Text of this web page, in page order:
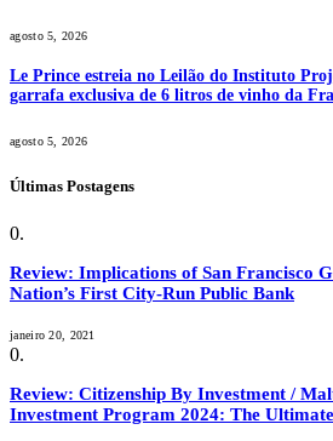
agosto 5, 2026
Le Prince estreia no Leilão do Instituto
garrafa exclusiva de 6 litros de vinho da
agosto 5, 2026
Últimas Postagens
Review: Implications of San Francisco
Nation’s First City-Run Public Bank
janeiro 20, 2021
Review: Citizenship By Investment /
Investment Program 2024: The